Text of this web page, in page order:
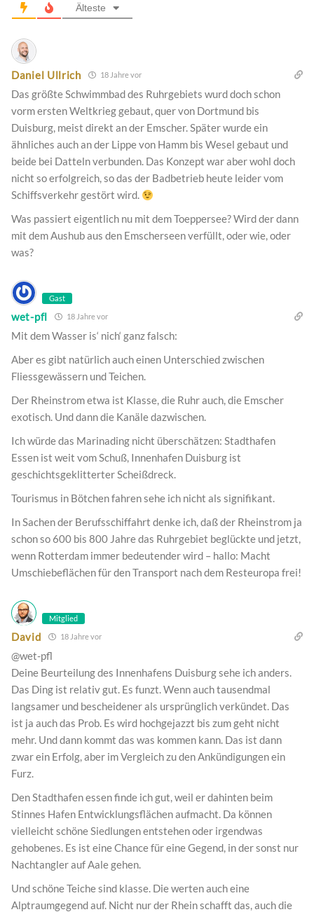
Älteste
Daniel Ullrich 18 Jahre vor
Das größte Schwimmbad des Ruhrgebiets wurd doch schon
vorm ersten Weltkrieg gebaut, quer von Dortmund bis
Duisburg, meist direkt an der Emscher. Später wurde ein
ähnliches auch an der Lippe von Hamm bis Wesel gebaut und
beide bei Datteln verbunden. Das Konzept war aber wohl doch
nicht so erfolgreich, so das der Badbetrieb heute leider vom
Schiffsverkehr gestört wird.
Was passiert eigentlich nu mit dem Toeppersee? Wird der dann
mit dem Aushub aus den Emscherseen verfüllt, oder wie, oder
was?
Gast
wet-pfl 18 Jahre vor
Mit dem Wasser is‘ nich‘ ganz falsch:
Aber es gibt natürlich auch einen Unterschied zwischen
Fliessgewässern und Teichen.
Der Rheinstrom etwa ist Klasse, die Ruhr auch, die Emscher
exotisch. Und dann die Kanäle dazwischen.
Ich würde das Marinading nicht überschätzen: Stadthafen
Essen ist weit vom Schuß, Innenhafen Duisburg ist
geschichtsgeklitterter Scheißdreck.
Tourismus in Bötchen fahren sehe ich nicht als signifikant.
In Sachen der Berufsschiffahrt denke ich, daß der Rheinstrom ja
schon so 600 bis 800 Jahre das Ruhrgebiet beglückte und jetzt,
wenn Rotterdam immer bedeutender wird – hallo: Macht
Umschiebeflächen für den Transport nach dem Resteuropa frei!
Mitglied
David 18 Jahre vor
@wet-pfl
Deine Beurteilung des Innenhafens Duisburg sehe ich anders.
Das Ding ist relativ gut. Es funzt. Wenn auch tausendmal
langsamer und bescheidener als ursprünglich verkündet. Das
ist ja auch das Prob. Es wird hochgejazzt bis zum geht nicht
mehr. Und dann kommt das was kommen kann. Das ist dann
zwar ein Erfolg, aber im Vergleich zu den Ankündigungen ein
Furz.
Den Stadthafen essen finde ich gut, weil er dahinten beim
Stinnes Hafen Entwicklungsflächen aufmacht. Da können
vielleicht schöne Siedlungen entstehen oder irgendwas
gehobenes. Es ist eine Chance für eine Gegend, in der sonst nur
Nachtangler auf Aale gehen.
Und schöne Teiche sind klasse. Die werten auch eine
Alptraumgegend auf. Nicht nur der Rhein schafft das, auch die